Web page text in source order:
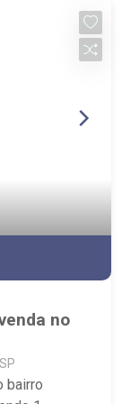
é
João
no
bairro